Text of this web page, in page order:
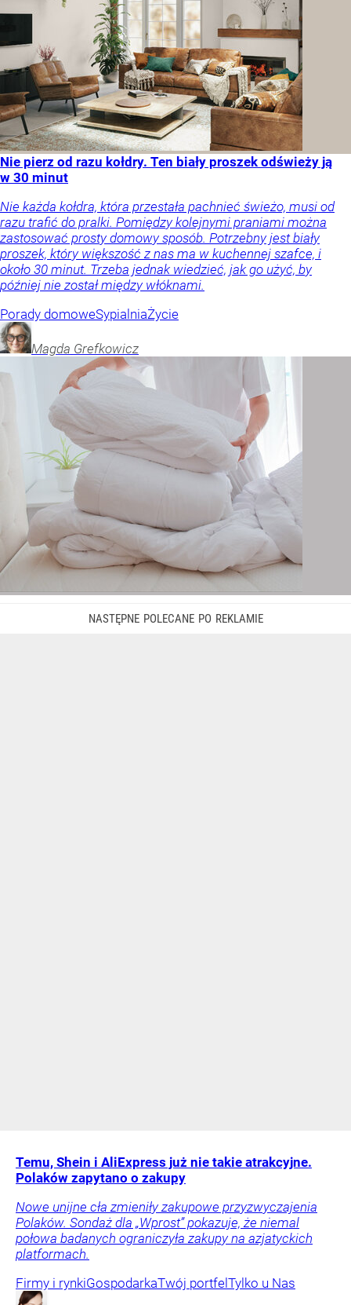
Nie pierz od razu kołdry. Ten biały proszek odświeży ją
w 30 minut
Nie każda kołdra, która przestała pachnieć świeżo, musi od
razu trafić do pralki. Pomiędzy kolejnymi praniami można
zastosować prosty domowy sposób. Potrzebny jest biały
proszek, który większość z nas ma w kuchennej szafce, i
około 30 minut. Trzeba jednak wiedzieć, jak go użyć, by
później nie został między włóknami.
Porady domoweSypialniaŻycie
Magda Grefkowicz
Temu, Shein i AliExpress już nie takie atrakcyjne.
Polaków zapytano o zakupy
Nowe unijne cła zmieniły zakupowe przyzwyczajenia
Polaków. Sondaż dla „Wprost” pokazuje, że niemal
połowa badanych ograniczyła zakupy na azjatyckich
platformach.
Firmy i rynkiGospodarkaTwój portfel Tylko u Nas